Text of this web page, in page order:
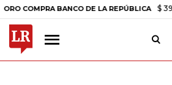
BANCO DE LA REPÚBLICA $ 399.745,16